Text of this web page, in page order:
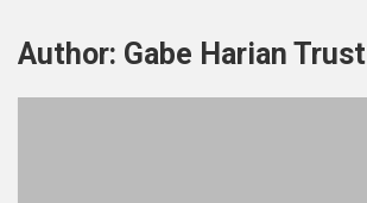
Author: Gabe Harian Trust